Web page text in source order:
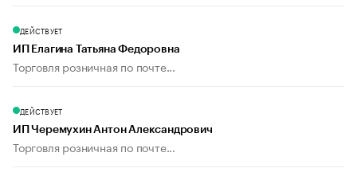
ДЕЙСТВУЕТ
ИП Елагина Татьяна Федоровна
Торговля розничная по почте...
ДЕЙСТВУЕТ
ИП Черемухин Антон Александрович
Торговля розничная по почте...